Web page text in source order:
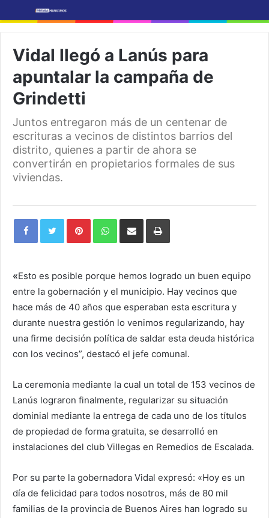
Vidal llegó a Lanús para
apuntalar la campaña de
Grindetti
Juntos entregaron más de un centenar de
escrituras a vecinos de distintos barrios del
distrito, quienes a partir de ahora se
convertirán en propietarios formales de sus
viviendas.
PinterestWhatsAppShare
Email
Print
«Esto es posible porque hemos logrado un buen equipo
entre la gobernación y el municipio. Hay vecinos que
hace más de 40 años que esperaban esta escritura y
durante nuestra gestión lo venimos regularizando, hay
una firme decisión política de saldar esta deuda histórica
con los vecinos”, destacó el jefe comunal.
La ceremonia mediante la cual un total de 153 vecinos de
Lanús lograron finalmente, regularizar su situación
dominial mediante la entrega de cada uno de los títulos
de propiedad de forma gratuita, se desarrolló en
instalaciones del club Villegas en Remedios de Escalada.
Por su parte la gobernadora Vidal expresó: «Hoy es un
día de felicidad para todos nosotros, más de 80 mil
familias de la provincia de Buenos Aires han logrado su